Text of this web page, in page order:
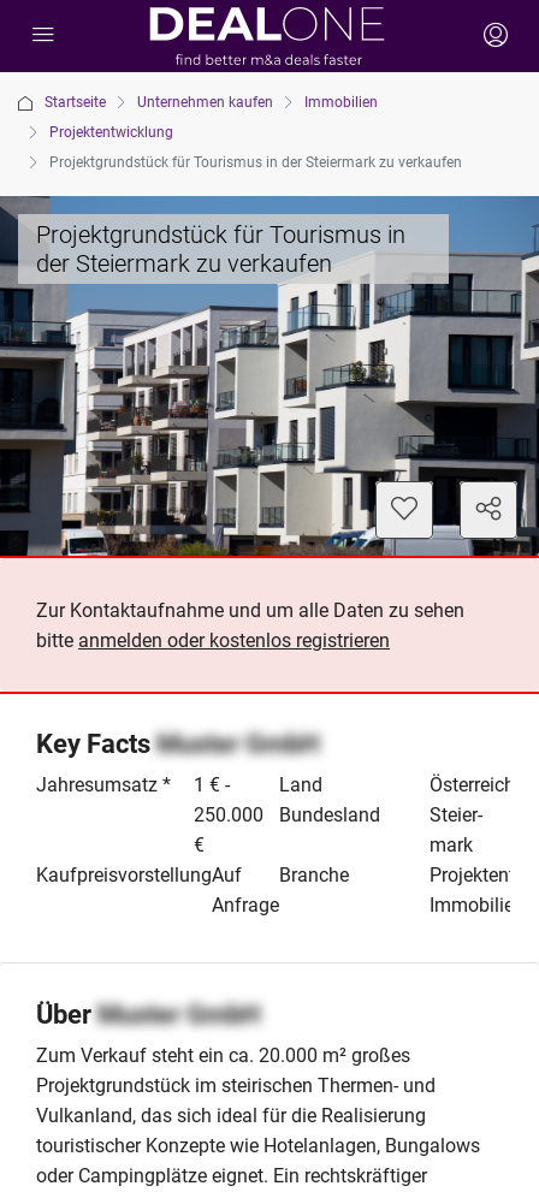
Startseite Unternehmen kaufen
Immobilien
Projektentwicklung
Projektgrundstück für Tourismus in der Steiermark zu verkaufen
Projektgrundstück für Tourismus in
der Steiermark zu verkaufen
Zur Kontaktaufnahme und um alle Daten zu sehen
bitte anmelden oder kostenlos registrieren
Key FactsMuster GmbH
Jahresumsatz *
1 € -
250.000
€
KaufpreisvorstellungAuf
Anfrage
Land
Österreich
Bundesland
Steier­
mark
Branche
Immobilien
ÜberMuster GmbH
Zum Verkauf steht ein ca. 20.000 m² großes
Projektgrundstück im steirischen Thermen- und
Vulkanland, das sich ideal für die Realisierung
touristischer Konzepte wie Hotelanlagen, Bungalows
oder Campingplätze eignet. Ein rechtskräftiger